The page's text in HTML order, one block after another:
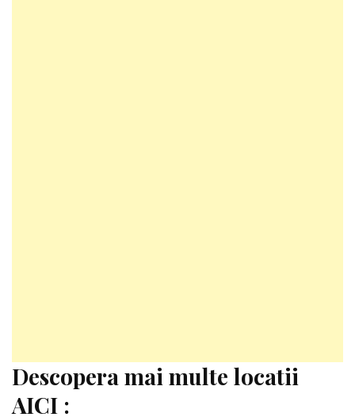
Descopera mai multe locatii
AICI :